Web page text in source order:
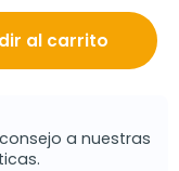
al carrito
a nuestras